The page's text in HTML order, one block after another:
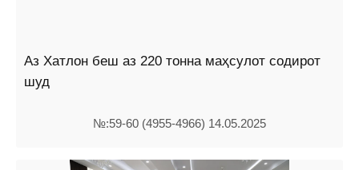
Аз Хатлон беш аз 220 тонна маҳсулот содирот
шуд
№:59-60 (4955-4966) 14.05.2025